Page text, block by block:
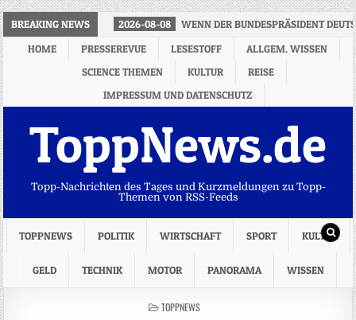
BREAKING NEWS 2026-08-08
WENN DER BUNDESPRÄSIDENT
HOME
PRESSEREVUE LESESTOFF
ALLGEM. WISSEN
SCIENCE THEMEN
KULTUR
REISE
IMPRESSUM UND DATENSCHUTZ
ToppNews.de
Topp-Nachrichten des Tages und Kurzmeldungen zu Topp-
Themen von RSS-Feeds
TOPPNEWS POLITIK WIRTSCHAFT SPORT KULTUR
GELD TECHNIK MOTOR PANORAMA WISSEN
POSTED
TOPPNEWS